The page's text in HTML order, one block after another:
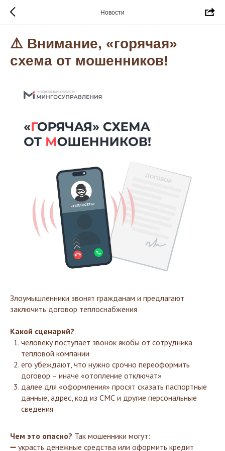
Новости
⚠️ Внимание, «горячая»
схема от мошенников!
Злоумышленники звонят гражданам и предлагают
заключить договор теплоснабжения
Какой сценарий?
человеку поступает звонок якобы от сотрудника
тепловой компании
его убеждают, что нужно срочно переоформить
договор – иначе «отопление отключат»
далее для «оформления» просят сказать паспортные
данные, адрес, код из СМС и другие персональные
сведения
Чем это опасно? Так мошенники могут:
➖ украсть денежные средства или оформить кредит